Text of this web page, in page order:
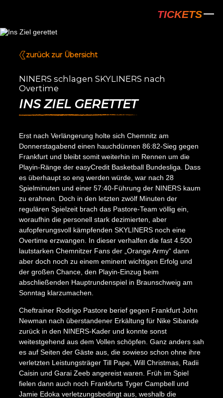
TICKETS
zurück zur Übersicht
NINERS schlagen SKYLINERS nach
Overtime
INS ZIEL GERETTET
Erst nach Verlängerung holte sich Chemnitz am
Donnerstagabend einen hauchdünnen 86:82-Sieg gegen
Frankfurt und bleibt somit weiterhin im Rennen um die
Playin-Ränge der easyCredit Basketball Bundesliga. Dass
es überhaupt so eng werden würde, war nach 28
Spielminuten und einer 57:40-Führung der NINERS kaum
zu erahnen. Doch in den letzten zwölf Minuten der
regulären Spielzeit brach das Pastore-Team völlig ein,
woraufhin die personell stark dezimierten, aber
aufopferungsvoll kämpfenden SKYLINERS noch eine
Overtime erzwangen. In dieser verhalfen die fast 4.500
lautstarken Chemnitzer Fans der „Orange Army“ dann
aber doch noch zu einem eminent wichtigen Erfolg und
der großen Chance, den Playin-Einzug beim
abschließenden Hauptrundenspiel in Braunschweig am
Sonntag klarzumachen.
Cheftrainer Rodrigo Pastore berief gegen Frankfurt John
Newman nach überstandener Erkältung für Nike Sibande
zurück in den NINERS-Kader und konnte sonst
weitestgehend aus dem Vollen schöpfen. Ganz anders sah
es auf Seiten der Gäste aus, die sowieso schon ohne ihre
verletzten Leistungsträger Till Pape, Will Christmas, Radii
Caisin und Garai Zeeb angereist waren. Früh im Spiel
fielen dann auch noch Frankfurts Tyger Campbell und
Jamie Edoka verletzungsbedingt aus, weshalb die